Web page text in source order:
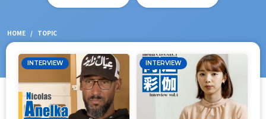
HOME / TOPIC
INTERVIEW INTERVIEW